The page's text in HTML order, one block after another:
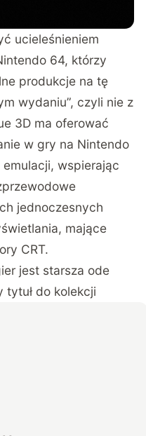
ucieleśnieniem
64, którzy
produkcje na tę
wydaniu”, czyli nie z
3D ma oferować
w gry na Nintendo
wspierając
jednoczesnych
mające
CRT.
jest starsza ode
tytuł do kolekcji